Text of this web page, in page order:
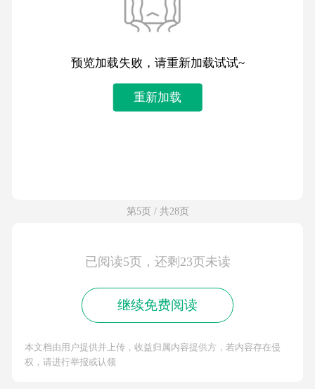
预览加载失败，请重新加载试试~
重新加载
第5页 / 共28页
已阅读5页，还剩23页未读
继续免费阅读
本文档由用户提供并上传，收益归属内容提供方，若内容存在侵
权，请进行举报或认领